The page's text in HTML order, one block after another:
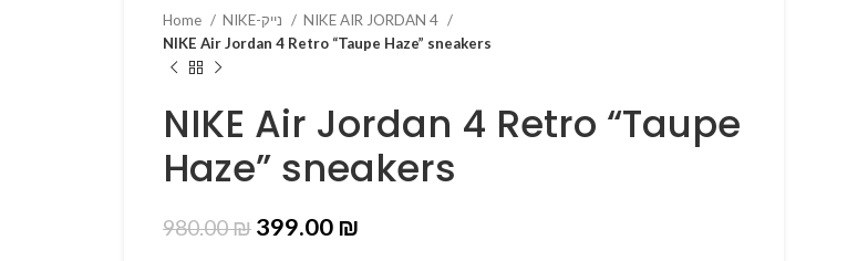
Home
NIKE AIR JORDAN 4
NIKE Air Jordan 4 Retro “Taupe Haze” sneakers
NIKE Air Jordan 4 Retro “Taupe
Haze” sneakers
980.00₪ 399.00 ₪